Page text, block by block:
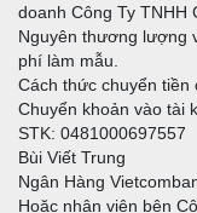
doanh Công Ty TNHH
Nguyên thương lượng
phí làm mẫu.
Cách thức chuyển tiền
Chuyển khoản vào tài
STK: 0481000697557
Bùi Viết Trung
Ngân Hàng
Hoặc nhân viên bên